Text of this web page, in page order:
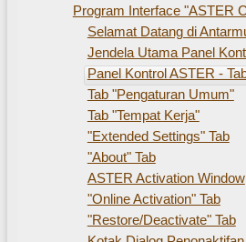
Program Interface "ASTER
Selamat Datang di
Jendela Utama Panel
Panel Kontrol ASTER -
Tab "Pengaturan Umum"
Tab "Tempat Kerja"
"Extended Settings" Tab
"About" Tab
ASTER Activation Window
"Online Activation" Tab
"Restore/Deactivate" Tab